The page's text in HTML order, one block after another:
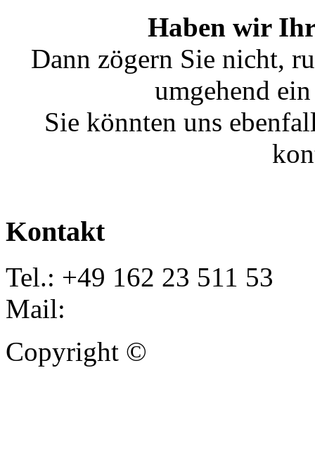
Haben wir Ihr
Dann zögern Sie nicht,
umgehend
Sie könnten uns
Kontakt
Tel.: +49 162 23 511 53
Mail:
Copyright ©